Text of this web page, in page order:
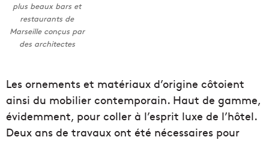
plus beaux bars et
restaurants de
Marseille conçus par
des architectes
Les ornements et matériaux d’origine côtoient
ainsi du mobilier contemporain. Haut de gamme,
évidemment, pour coller à l’esprit luxe de l’hôtel.
Deux ans de travaux ont été nécessaires pour